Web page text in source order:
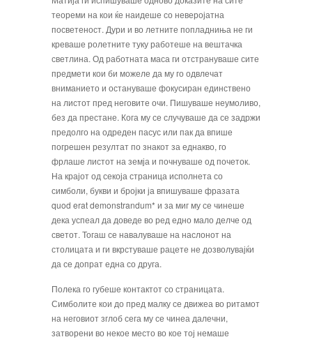
теореми на кои ќе наиде­ше со неверојатна
посветеност. Дури и во летните попладниња не ги
креваше ролет­ните туку работеше на вештачка
светлина. Од работната маса ги отстрануваше сите
предмети кои би можеле да му го одвле­чат
вниманието и остануваше фокусиран единствено
на листот пред неговите очи. Пишуваше неумоливо,
без да престане. Кога му се случуваше да се задржи
пре­долго на одреден пасус или пак да впише
погрешен резултат по знакот за еднакво, го
фрлаше листот на земја и почнуваше од почеток.
На крајот од секоја страница ис­полнета со
симболи, букви и бројки ја впи­шуваше фразата
quod erat demonstrandum* и за миг му се чинеше
дека успеал да дове­де во ред едно мало делче од
светот. Тогаш се навалуваше на наслонот на
столицата и ги вкрстуваше рацете не дозволувајќи
да се допрат една со друга.
Полека го губеше контактот со страница­та.
Симболите кои до пред малку се дви­жеа во ритамот
на неговиот зглоб сега му се чинеа далечни,
затворени во некое ме­сто во кое тој немаше